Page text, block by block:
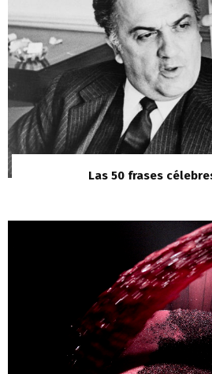
Las 50 frases